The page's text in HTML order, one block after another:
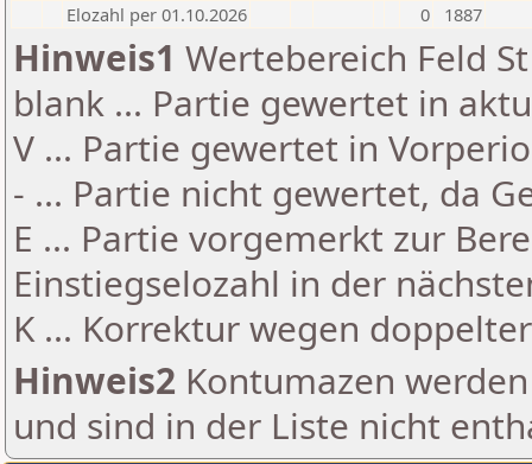
Elozahl per 01.10.2026
0 1887
Hinweis1 Wertebereich Feld
blank ... Partie gewertet in
V ... Partie gewertet in
- ... Partie nicht gewertet, da
E ... Partie vorgemerkt zur
Einstiegselozahl in der
K ... Korrektur wegen
Hinweis2 Kontumazen
und sind in der Liste nicht